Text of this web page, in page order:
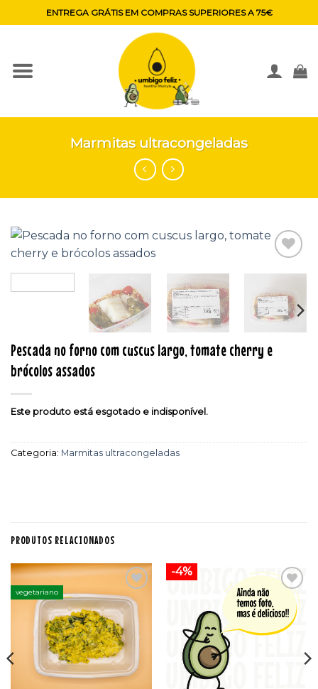
to
ENTREGA GRÁTIS EM COMPRAS SUPERIORES A 75€
Marmitas ultracongeladas
Adicionar
favoritos
Pescada no forno com cuscus largo, tomate cherry e
brócolos assados
Este produto está esgotado e indisponível.
Categoria: Marmitas ultracongeladas
PRODUTOS RELACIONADOS
vegetariano
Adicionar
aos
favoritos
-4%
Adicionar
aos
favoritos